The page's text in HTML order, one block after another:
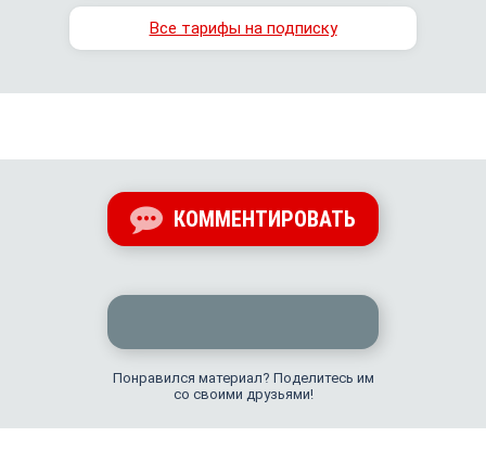
Все тарифы на подписку
КОММЕНТИРОВАТЬ
Понравился материал? Поделитесь им
со своими друзьями!